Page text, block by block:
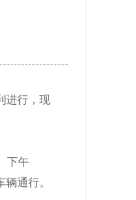
进行，现
下午
通行。